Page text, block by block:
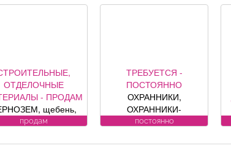
ОТДЕЛОЧНЫЕ
- ПРОДАМ
щебень,
песок, уголь, торф,
под заказ,
продам
ТРЕБУЕТСЯ -
ПОСТОЯННО
ОХРАННИКИ,
ОХРАННИКИ-
ВОДИТЕЛИ Требования
Условия:
постоянно